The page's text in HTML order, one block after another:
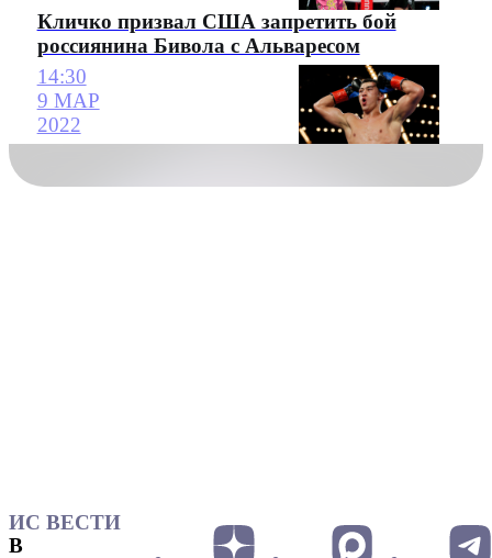
Кличко призвал США запретить бой
россиянина Бивола с Альваресом
14:30
9 МАР
2022
ИС ВЕСТИ
В